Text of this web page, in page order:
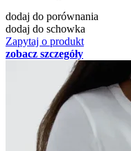
dodaj do porównania
dodaj do schowka
Zapytaj o produkt
zobacz szczegóły